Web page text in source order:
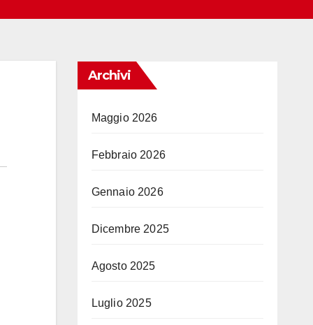
Archivi
Maggio 2026
Febbraio 2026
Gennaio 2026
Dicembre 2025
Agosto 2025
Luglio 2025